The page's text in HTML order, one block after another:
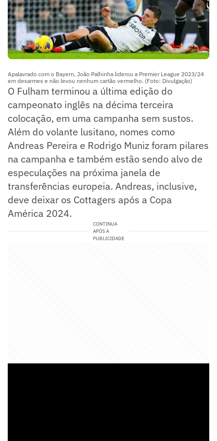
Apalavrado com o Bayern, João Palhinha liderou a Premier League 2023/24
em desarmes e não levou nenhum cartão vermelho. (Foto: Divulgação)
O Fulham terminou a última edição do
campeonato inglês na décima terceira
colocação, em uma campanha sem sustos.
Além do volante lusitano, nomes como
Andreas Pereira e Rodrigo Muniz foram pilares
na campanha e também estão sendo alvo de
especulações na próxima janela de
transferências europeia. Andreas, inclusive,
deve deixar os Cottagers após a Copa
América 2024.
CONTINUA
APÓS A
PUBLICIDADE